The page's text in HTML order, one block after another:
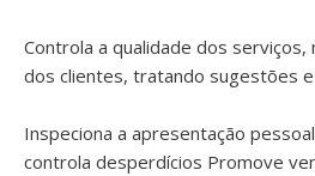
Controla a qualidade dos serviços,
dos clientes, tratando sugestões e
Inspeciona a apresentação
controla desperdícios Promove